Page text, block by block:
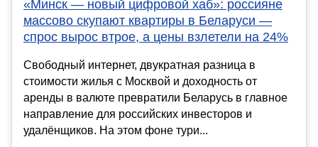
«Минск — новый цифровой хаб»: россияне
массово скупают квартиры в Беларуси —
спрос вырос втрое, а цены взлетели на 24%
Свободный интернет, двукратная разница в
стоимости жилья с Москвой и доходность от
аренды в валюте превратили Беларусь в главное
направление для российских инвесторов и
удалёнщиков. На этом фоне тури...